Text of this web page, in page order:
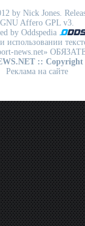
by Nick Jones.
GNU Affero GPL v3.
by Oddspedia
news.net»
:: Copyright
Реклама на сайте